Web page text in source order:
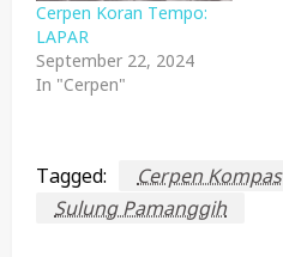
Cerpen Koran Tempo:
LAPAR
September 22, 2024
In "Cerpen"
Tagged:
Cerpen Kompas
Sulung Pamanggih